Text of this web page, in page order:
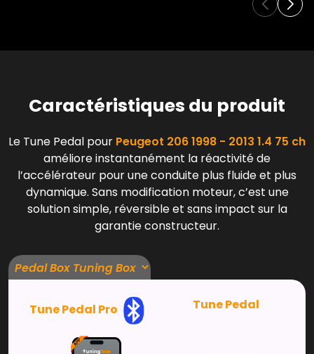
Caractéristiques du produit
Le Tune Pedal pour Peugeot 206 1998 - 2013 1.4 75 ch
améliore instantanément la réactivité de
l’accélérateur pour une conduite plus fluide et plus
dynamique. Sans modification moteur, c’est une
solution simple, réversible et sans impact sur la
garantie constructeur.
Tune Pedal Pro Tune Pedal